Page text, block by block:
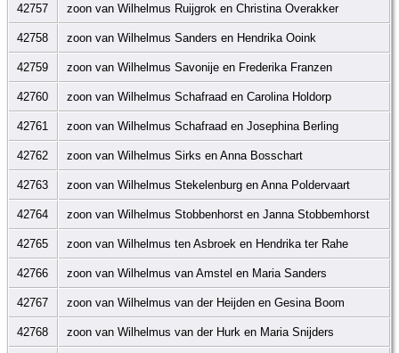
42757 zoon van Wilhelmus Ruijgrok en Christina Overakker
42758 zoon van Wilhelmus Sanders en Hendrika Ooink
42759 zoon van Wilhelmus Savonije en Frederika Franzen
42760 zoon van Wilhelmus Schafraad en Carolina Holdorp
42761 zoon van Wilhelmus Schafraad en Josephina Berling
42762 zoon van Wilhelmus Sirks en Anna Bosschart
42763 zoon van Wilhelmus Stekelenburg en Anna Poldervaart
42764 zoon van Wilhelmus Stobbenhorst en Janna Stobbemhorst
42765 zoon van Wilhelmus ten Asbroek en Hendrika ter Rahe
42766 zoon van Wilhelmus van Amstel en Maria Sanders
42767 zoon van Wilhelmus van der Heijden en Gesina Boom
42768 zoon van Wilhelmus van der Hurk en Maria Snijders